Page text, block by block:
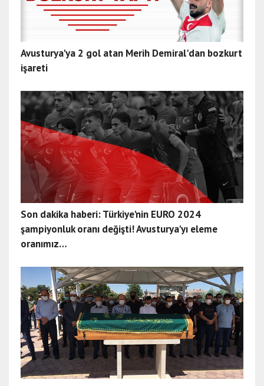
Avusturya'ya 2 gol atan Merih Demiral'dan bozkurt
işareti
Son dakika haberi: Türkiye'nin EURO 2024
şampiyonluk oranı değişti! Avusturya'yı eleme
oranımız…